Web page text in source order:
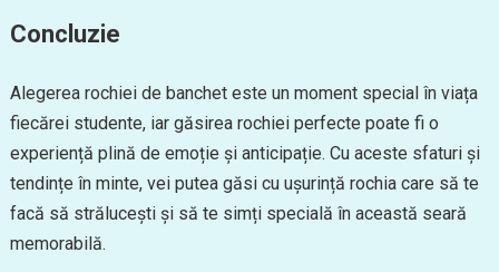
Concluzie
Alegerea rochiei de banchet este un moment special în viața
fiecărei studente, iar găsirea rochiei perfecte poate fi o
experiență plină de emoție și anticipație. Cu aceste sfaturi și
tendințe în minte, vei putea găsi cu ușurință rochia care să te
facă să strălucești și să te simți specială în această seară
memorabilă.